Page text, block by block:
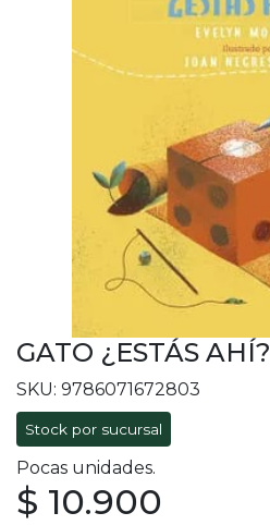
GATO ¿ESTÁS AHÍ?
SKU: 9786071672803
Stock por sucursal
Pocas unidades.
$ 10.900